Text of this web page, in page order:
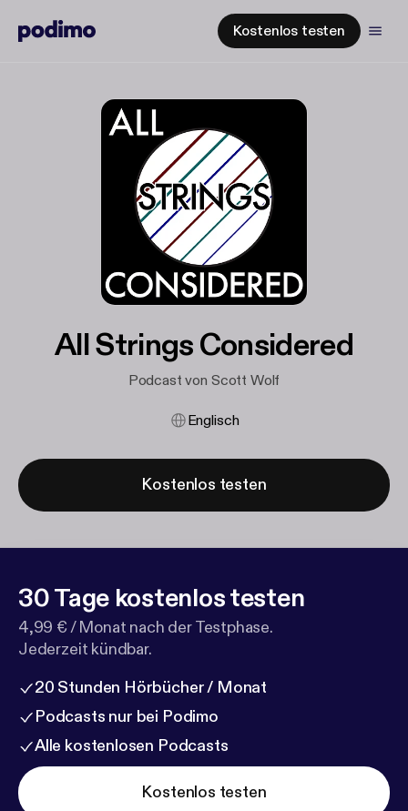
Kostenlos testen
All Strings Considered
Podcast von Scott Wolf
Englisch
Kostenlos testen
30 Tage kostenlos testen
4,99 € / Monat nach der Testphase.
Jederzeit kündbar.
20 Stunden Hörbücher / Monat
Podcasts nur bei Podimo
Alle kostenlosen Podcasts
Kostenlos testen